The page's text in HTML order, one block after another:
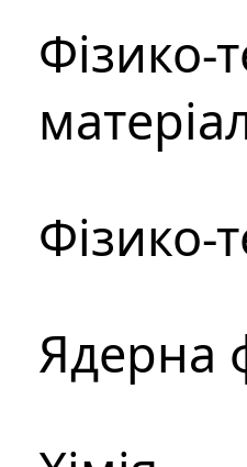
Фізико-
Фізико-
Ядерна